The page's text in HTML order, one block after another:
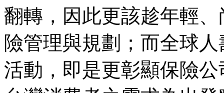
翻轉，因此更該趁年輕
險管理與規劃；而全球
活動，即是更彰顯保險